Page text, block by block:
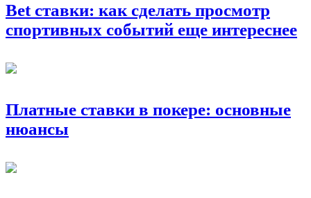
Bet ставки: как сделать просмотр
спортивных событий еще интереснее
Платные ставки в покере: основные
нюансы